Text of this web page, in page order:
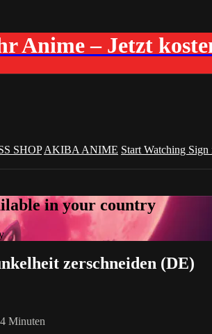
Anime – Jetzt
SHOP AKIBA ANIME Start Watching Sign
in your country
zerschneiden (DE)
Minuten